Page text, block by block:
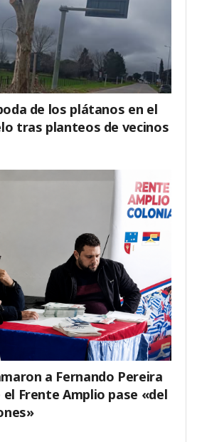
de los plátanos en el
tras planteos de vecinos
a Fernando Pereira
el Frente Amplio pase «del